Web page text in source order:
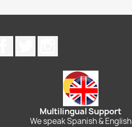
Multilingual Support
We speak Spanish & English